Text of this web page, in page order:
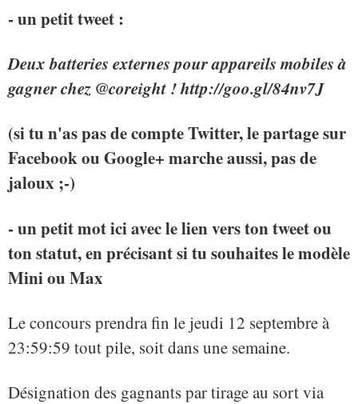
- un petit tweet :
Deux batteries externes pour appareils mobiles à
gagner chez @coreight ! http://goo.gl/84nv7J
(si tu n'as pas de compte Twitter, le partage sur
Facebook ou Google+ marche aussi, pas de
jaloux ;-)
- un petit mot ici avec le lien vers ton tweet ou
ton statut, en précisant si tu souhaites le modèle
Mini ou Max
Le concours prendra fin le jeudi 12 septembre à
23:59:59 tout pile, soit dans une semaine.
Désignation des gagnants par tirage au sort via